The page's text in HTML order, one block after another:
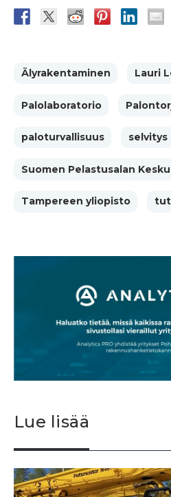
Älyrakentaminen Lauri
Palolaboratorio
paloturvallisuus selvitys
Suomen Pelastusalan
Tampereen yliopisto
Lue lisää